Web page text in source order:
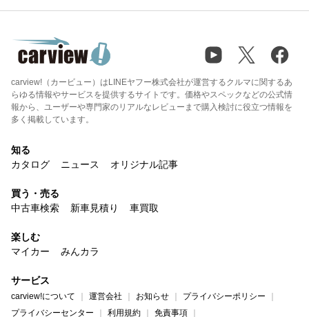
carview!（カービュー）はLINEヤフー株式会社が運営するクルマに関するあ
らゆる情報やサービスを提供するサイトです。価格やスペックなどの公式情
報から、ユーザーや専門家のリアルなレビューまで購入検討に役立つ情報を
多く掲載しています。
知る
カタログ
ニュース オリジナル記事
買う・売る
中古車検索
新車見積り 車買取
楽しむ
マイカー
みんカラ
サービス
carview!について 運営会社 お知らせ
プライバシーポリシー
プライバシーセンター
利用規約 免責事項